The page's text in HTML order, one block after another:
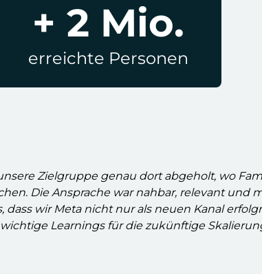
+ 2 Mio.
erreichte Personen
Zielgruppe genau dort abgeholt, wo
Die Ansprache war nahbar, relevant und
dass wir Meta nicht nur als neuen Kanal
Learnings für die zukünftige